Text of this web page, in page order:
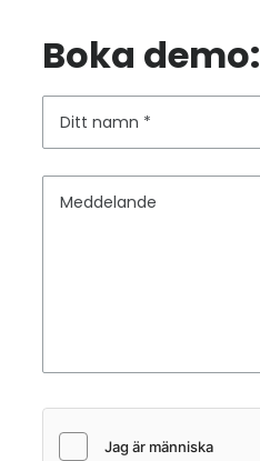
Boka demo:
Ditt namn
Meddelande